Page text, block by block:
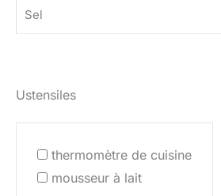
Sel
Ustensiles
thermomètre de cuisine
mousseur à lait